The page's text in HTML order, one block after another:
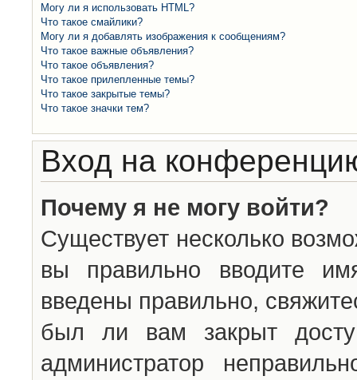
Могу ли я использовать HTML?
Что такое смайлики?
Могу ли я добавлять изображения к сообщениям?
Что такое важные объявления?
Что такое объявления?
Что такое прилепленные темы?
Что такое закрытые темы?
Что такое значки тем?
Вход на
Почему я не могу войти?
Существует несколько
вы правильно вводите
введены правильно,
был ли вам закрыт
администратор